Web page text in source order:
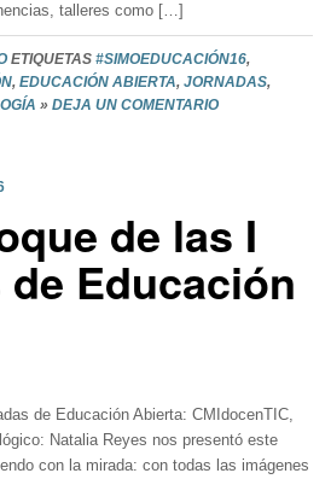
talleres como […]
ETIQUETAS #SIMOEDUCACIÓN16,
, EDUCACIÓN ABIERTA, JORNADAS,
» DEJA UN COMENTARIO
de las I
Educación
de Educación Abierta: CMIdocenTIC,
Natalia Reyes nos presentó este
con la mirada: con todas las imágenes